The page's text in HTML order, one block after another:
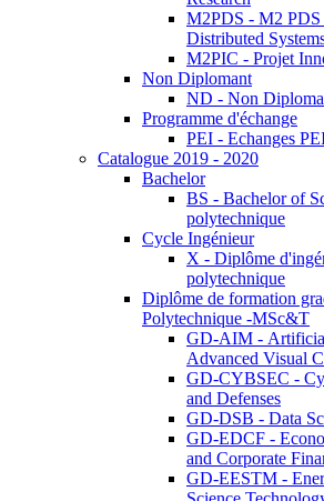
M2PDS - M2 PDS
Distributed
M2PIC - Projet
Non Diplomant
ND - Non
Programme d'échange
PEI - Echanges
Catalogue 2019 - 2020
Bachelor
BS - Bachelor of
polytechnique
Cycle Ingénieur
X - Diplôme
polytechnique
Diplôme de formation
Polytechnique -MSc&T
GD-AIM -
Advanced Visual
GD-CYBSEC -
and Defenses
GD-DSB - Data
GD-EDCF -
and Corporate
GD-EESTM -